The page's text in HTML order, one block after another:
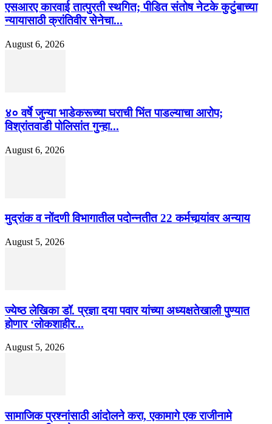
एसआरए कारवाई तात्पुरती स्थगित; पीडित संतोष नेटके कुटुंबाच्या
न्यायासाठी क्रांतिवीर सेनेचा...
August 6, 2026
४० वर्षे जुन्या भाडेकरूच्या घराची भिंत पाडल्याचा आरोप;
विश्रांतवाडी पोलिसांत गुन्हा...
August 6, 2026
मुद्रांक व नोंदणी विभागातील पदोन्नतीत 22 कर्मचार्‍यांवर अन्याय
August 5, 2026
ज्येष्ठ लेखिका डॉ. प्रज्ञा दया पवार यांच्या अध्यक्षतेखाली पुण्यात
होणार ‘लोकशाहीर...
August 5, 2026
सामाजिक प्रश्नांसाठी आंदोलने करा, एकामागे एक राजीनामे